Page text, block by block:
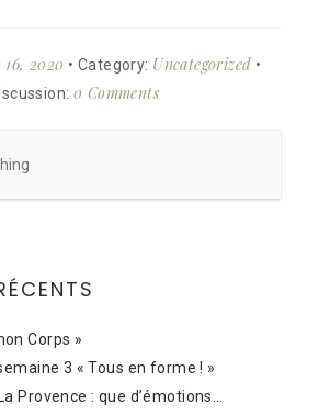
16, 2020 • Category: Uncategorized •
0 Comments
Corps »
3 « Tous en forme ! »
Provence : que d’émotions…